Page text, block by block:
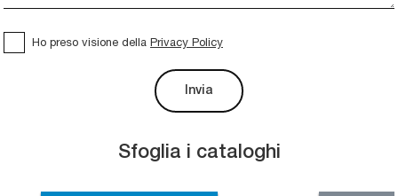
Sfoglia i cataloghi
Ho preso visione della Privacy Policy
Invia